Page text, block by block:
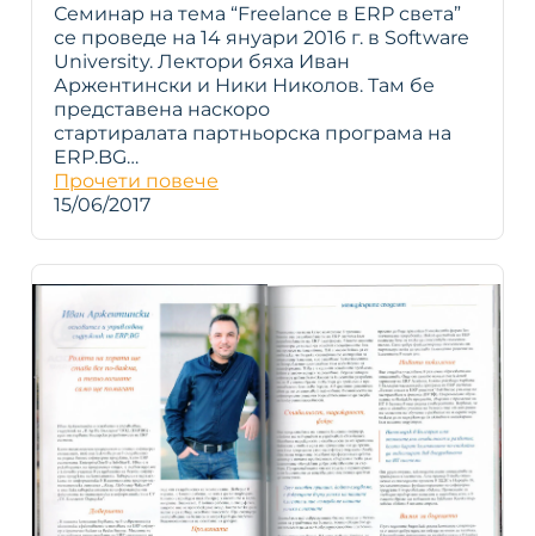
Семинар на тема “Freelance в ERP света”
се проведе на 14 януари 2016 г. в Software
University. Лектори бяха Иван
Аржентински и Ники Николов. Там бе
представена наскоро
стартиралата партньорска програма на
ERP.BG…
Прочети повече
15/06/2017